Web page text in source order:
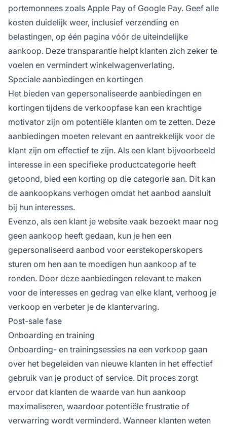
portemonnees zoals Apple Pay of Google Pay. Geef alle
kosten duidelijk weer, inclusief verzending en
belastingen, op één pagina vóór de uiteindelijke
aankoop. Deze transparantie helpt klanten zich zeker te
voelen en vermindert winkelwagenverlating.
Speciale aanbiedingen en kortingen
Het bieden van gepersonaliseerde aanbiedingen en
kortingen tijdens de verkoopfase kan een krachtige
motivator zijn om potentiële klanten om te zetten. Deze
aanbiedingen moeten relevant en aantrekkelijk voor de
klant zijn om effectief te zijn. Als een klant bijvoorbeeld
interesse in een specifieke productcategorie heeft
getoond, bied een korting op die categorie aan. Dit kan
de aankoopkans verhogen omdat het aanbod aansluit
bij hun interesses.
Evenzo, als een klant je website vaak bezoekt maar nog
geen aankoop heeft gedaan, kun je hen een
gepersonaliseerd aanbod voor eerstekoperskopers
sturen om hen aan te moedigen hun aankoop af te
ronden. Door deze aanbiedingen relevant te maken
voor de interesses en gedrag van elke klant, verhoog je
verkoop en verbeter je de klantervaring.
Post-sale fase
Onboarding en training
Onboarding- en trainingsessies na een verkoop gaan
over het begeleiden van nieuwe klanten in het effectief
gebruik van je product of service. Dit proces zorgt
ervoor dat klanten de waarde van hun aankoop
maximaliseren, waardoor potentiële frustratie of
verwarring wordt verminderd. Wanneer klanten weten